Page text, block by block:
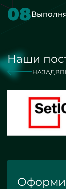
08
Наши
НАЗАД